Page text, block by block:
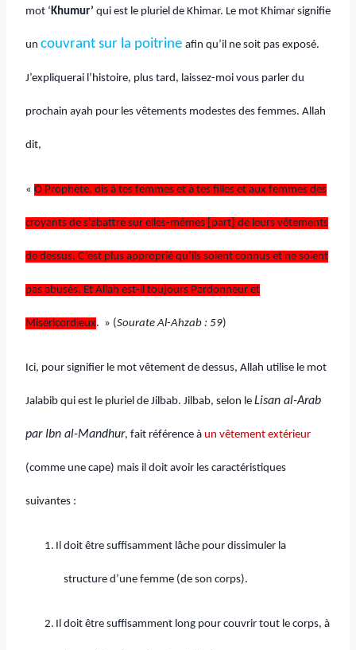
mot ‘ Khumur’ qui est le pluriel de Khimar. Le mot Khimar signifie
un couvrant sur la poitrine afin qu’il ne soit pas exposé.
J’expliquerai l’histoire, plus tard, laissez-moi vous parler du
prochain ayah pour les vêtements modestes des femmes. Allah
dit,
« O Prophète, dis à tes femmes et à tes filles et aux femmes des
croyants de s’abattre sur elles-mêmes [part] de leurs vêtements
de dessus. C’est plus approprié qu’ils soient connus et ne soient
pas abusés. Et Allah est-il toujours Pardonneur et
Miséricordieux. » (Sourate Al-Ahzab : 59)
Ici, pour signifier le mot vêtement de dessus, Allah utilise le mot
Jalabib qui est le pluriel de Jilbab. Jilbab, selon le Lisan al-Arab
par Ibn al-Mandhur, fait référence à un vêtement extérieur
(comme une cape) mais il doit avoir les caractéristiques
suivantes :
1. Il doit être suffisamment lâche pour dissimuler la
structure d’une femme (de son corps).
2. Il doit être suffisamment long pour couvrir tout le corps, à